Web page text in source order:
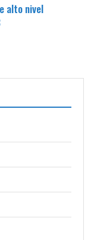
alto nivel